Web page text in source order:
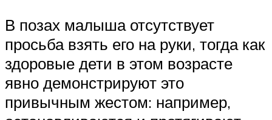
В позах малыша отсутствует
просьба взять его на руки, тогда как
здоровые дети в этом возрасте
явно демонстрируют это
привычным жестом: например,